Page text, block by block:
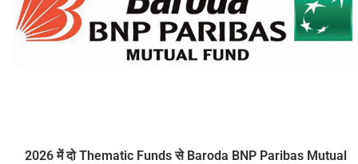
2026 में दो Thematic Funds से Baroda BNP Paribas Mutual